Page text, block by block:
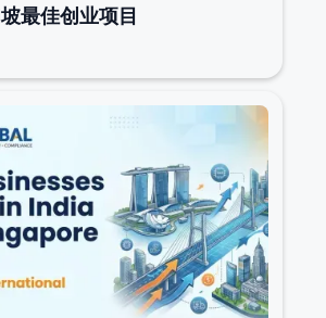
最佳创业项目